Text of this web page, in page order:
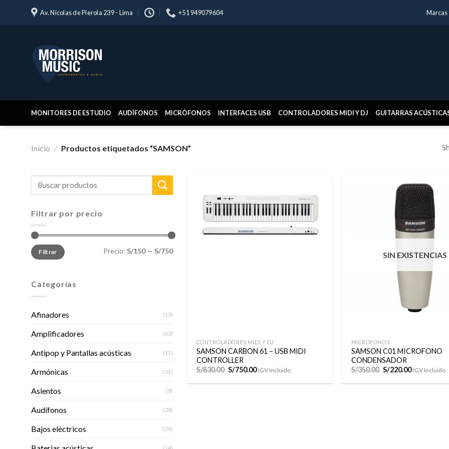
Av. Nicolas de Pierola 239 - Lima +51 949079604 Marcas
MONITORES DE ESTUDIO AUDÍFONOS MICRÓFONOS INTERFACES USB CONTROLADORES MIDI Y DJ GUITARRAS
Inicio / Productos etiquetados “SAMSON”
Buscar
Filtrar por precio
Precio
mínimo
Precio
máximo
Filtrar Precio: S/150— S/750
Categorías
Afinadores (15)
Amplificadores (63)
Antipop y Pantallas acústicas (11)
Armónicas (21)
Asientos (8)
Audífonos (28)
Bajos eléctricos (26)
(14)
Añadir
a la
lista de
CONTROLADORES MIDI Y DJ
SAMSON CARBON 61 – USB MIDI
CONTROLLER
S/830.00 El
original
S/750.00El
actual
IGV Incluido
SIN EXISTENCIAS
MICRÓFONOS
SAMSON C01 MICROFONO
CONDENSADOR
S/350.00 El
original
S/220.00El
actual
IGV Incluido